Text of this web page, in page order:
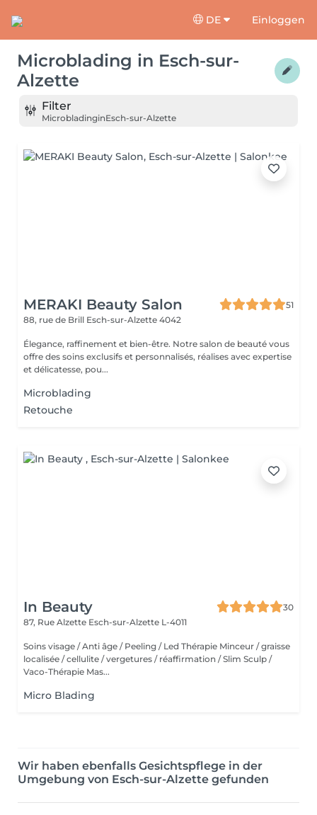
DE Einloggen
Microblading in Esch-sur-
Alzette
Filter
MicrobladinginEsch-sur-Alzette
MERAKI Beauty Salon
51
88, rue de Brill Esch-sur-Alzette 4042
Élegance, raffinement et bien-être. Notre salon de beauté vous
offre des soins exclusifs et personnalisés, réalises avec expertise
et délicatesse, pou...
Microblading
Retouche
In Beauty
30
87, Rue Alzette Esch-sur-Alzette L-4011
Soins visage / Anti âge / Peeling / Led Thérapie Minceur / graisse
localisée / cellulite / vergetures / réaffirmation / Slim Sculp /
Vaco-Thérapie Mas...
Micro Blading
Wir haben ebenfalls Gesichtspflege in der
Umgebung von Esch-sur-Alzette gefunden